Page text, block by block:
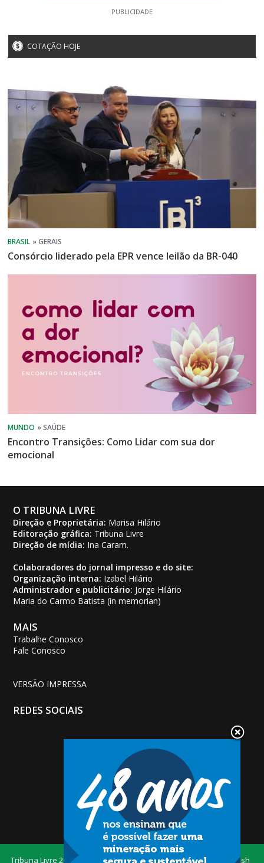
PUBLICIDADE
COTAÇÃO HOJE
Consórcio liderado pela EPR vence leilão da BR-040
Encontro Transições: Como Lidar com sua dor
emocional
O TRIBUNA LIVRE
Direção e Proprietária: Marisa Hilário
Editoração gráfica: Tribuna Livre
Direção de mídia: Ina Caram.
Colaboradores do jornal impresso e do site:
Organização interna: Izabel Hilário
Administrador e publicitário: Jorge Hilário
Maria do Carmo Batista (in memorian)
MAIS
Trabalhe Conosco
Fale Conosco
VERSÃO IMPRESSA
REDES SOCIAIS
Tribuna Livre 2026 — Todos os Desenvolvido por Dash_